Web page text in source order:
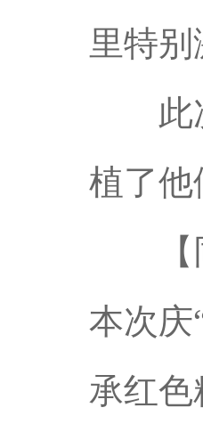
里特
此次
植了他
【同
本次庆
承红